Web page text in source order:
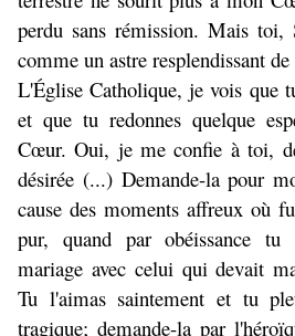
perdu sans rémission. Mais
comme un astre resplendissant
L'Église Catholique, je vois que
et que tu redonnes quelque
Cœur. Oui, je me confie à toi,
désirée (...) Demande-la pour
cause des moments affreux où
pur, quand par obéissance
mariage avec celui qui devait
Tu l'aimas saintement et tu
tragique; demande-la par